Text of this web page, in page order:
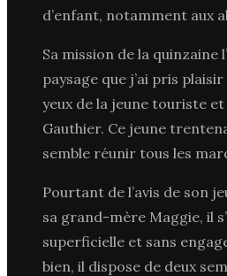
d’enfant, notamment aux
Sa mission de la quinzaine
paysage que j’ai pris
yeux de la jeune touriste et
Gauthier. Ce jeune
semble réunir tous les
Pourtant de l’avis de son
sa grand-mère Maggie, il
superficielle et sans
bien, il dispose de deux